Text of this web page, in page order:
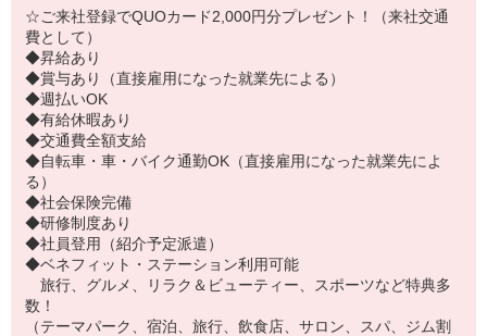
☆ご来社登録でQUOカード2,000円分プレゼント！（来社交通
費として）
◆昇給あり
◆賞与あり（直接雇用になった就業先による）
◆週払いOK
◆有給休暇あり
◆交通費全額支給
◆自転車・車・バイク通勤OK（直接雇用になった就業先によ
る）
◆社会保険完備
◆研修制度あり
◆社員登用（紹介予定派遣）
◆ベネフィット・ステーション利用可能
旅行、グルメ、リラク＆ビューティー、スポーツなど特典多
数！
（テーマパーク、宿泊、旅行、飲食店、サロン、スパ、ジム割